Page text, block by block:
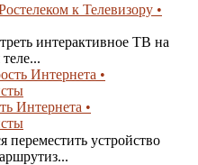
к Телевизору •
интерактивное ТВ на
Интернета •
устройство